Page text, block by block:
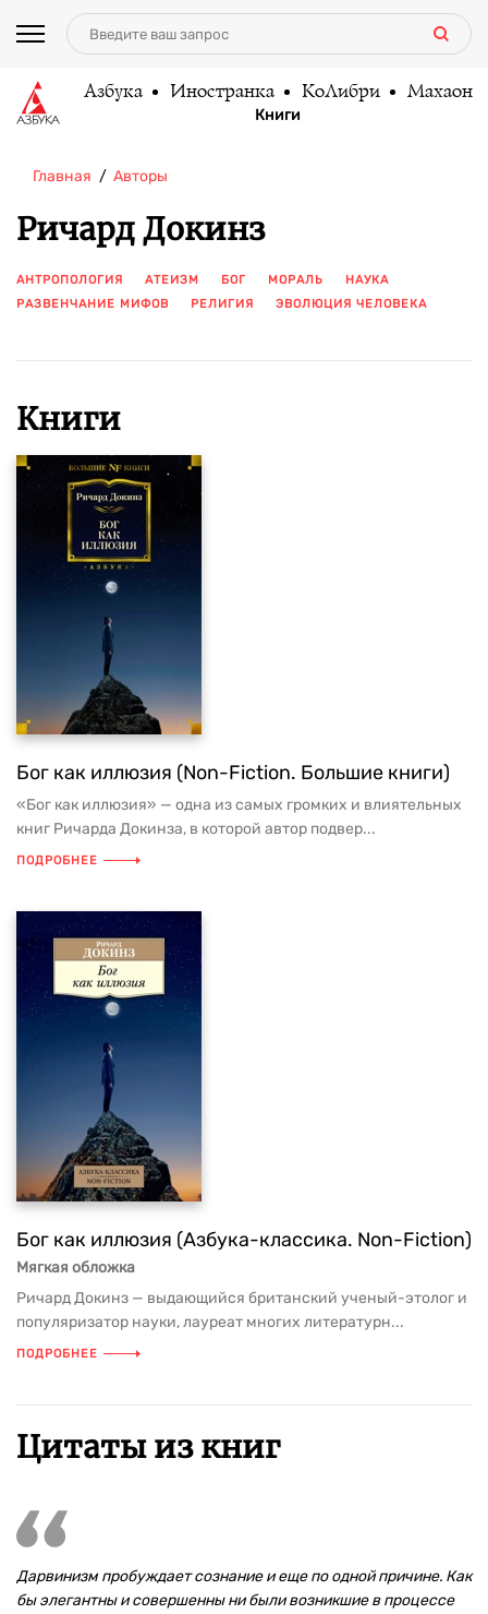
Азбука Иностранка КоЛибри Махаон
Книги
Главная Авторы
Ричард Докинз
АНТРОПОЛОГИЯ АТЕИЗМ БОГ МОРАЛЬ
НАУКА
РАЗВЕНЧАНИЕ МИФОВ
РЕЛИГИЯ ЭВОЛЮЦИЯ ЧЕЛОВЕКА
Книги
Бог как иллюзия (Non-Fiction. Большие книги)
«Бог как иллюзия» — одна из самых громких и влиятельных
книг Ричарда Докинза, в которой автор подвер...
ПОДРОБНЕЕ
Бог как иллюзия (Азбука-классика. Non-Fiction)
Мягкая обложка
Ричард Докинз — выдающийся британский ученый-этолог и
популяризатор науки, лауреат многих литературн...
ПОДРОБНЕЕ
Цитаты из книг
Дарвинизм пробуждает сознание и еще по одной причине. Как
бы элегантны и совершенны ни были возникшие в процессе